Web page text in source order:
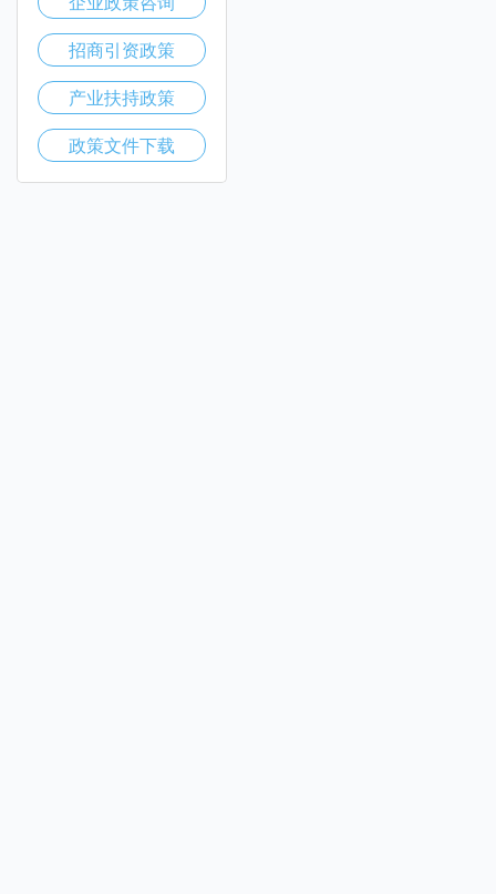
招商引资政策
产业扶持政策
政策文件下载